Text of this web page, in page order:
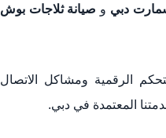
دبي و صيانة ثلاجات بوش
الرقمية ومشاكل الاتصال
المعتمدة في دبي.